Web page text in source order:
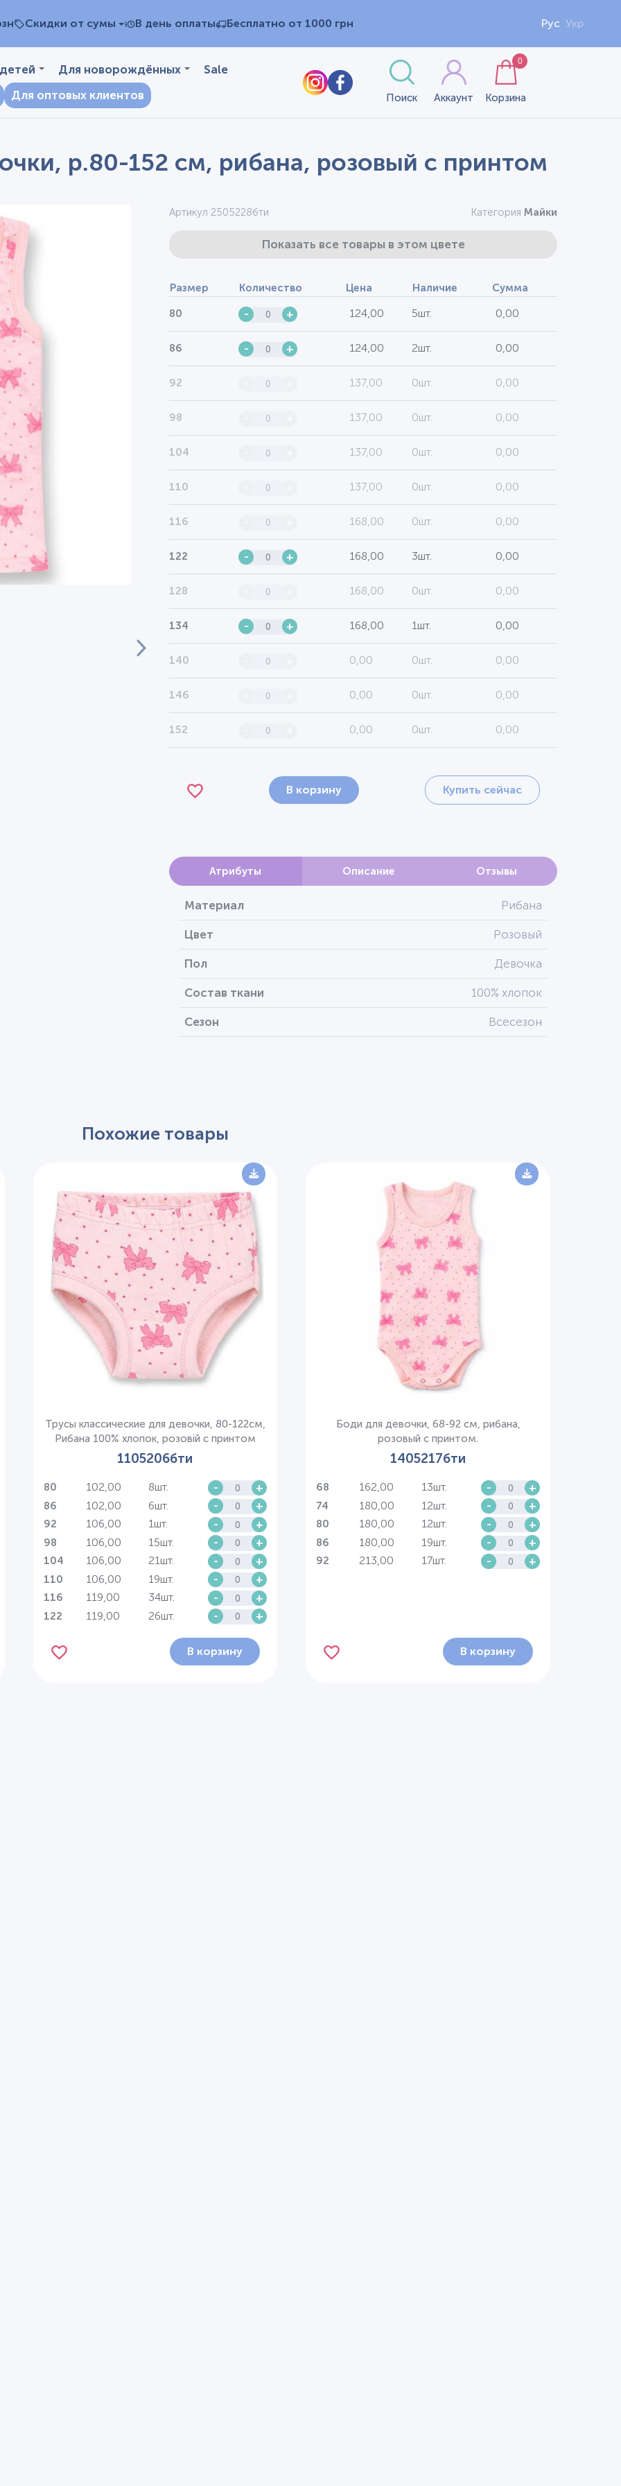
Скидки от сумы В день оплаты Бесплатно от 1000 грн Рус Укр
Для новорождённых
Sale
Для оптовых клиентов Поиск Аккаунт Корзина
0
р.80-152 см, рибана, розовый с принтом
Артикул 2505228бти Категория Майки
Показать все товары в этом цвете
Размер Количество Цена Наличие Сумма
80 - + 124,00 5шт. 0,00
86 - + 124,00 2шт. 0,00
92 137,00 0шт. 0,00
98 137,00 0шт. 0,00
104 137,00 0шт. 0,00
110 137,00 0шт. 0,00
116 168,00 0шт. 0,00
122 - + 168,00 3шт. 0,00
128 168,00 0шт. 0,00
134 - + 168,00 1шт. 0,00
140 0,00 0шт. 0,00
146 0,00 0шт. 0,00
152 0,00 0шт. 0,00
В корзину Купить сейчас
Атрибуты Описание Отзывы
Материал Рибана
Цвет Розовый
Пол Девочка
Состав ткани 100% хлопок
Сезон Всесезон
Похожие товары
Трусы классические для девочки, 80-122см,
Рибана 100% хлопок, розовій с принтом
1105206бти
80 102,00 8шт. - +
86 102,00 6шт. - +
92 106,00 1шт. - +
98 106,00 15шт. - +
104 106,00 21шт. - +
110 106,00 19шт. - +
116 119,00 34шт. - +
122 119,00 26шт. - +
В корзину
Боди для девочки, 68-92 см, рибана,
розовый с принтом.
1405217бти
68 162,00 13шт. - +
74 180,00 12шт. - +
80 180,00 12шт. - +
86 180,00 19шт. - +
92 213,00 17шт. - +
В корзину